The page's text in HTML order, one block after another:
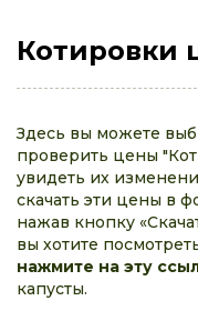
Котировки
Здесь вы можете
проверить цены
увидеть их
скачать эти цены в
нажав кнопку
вы хотите
нажмите на эту
капусты.